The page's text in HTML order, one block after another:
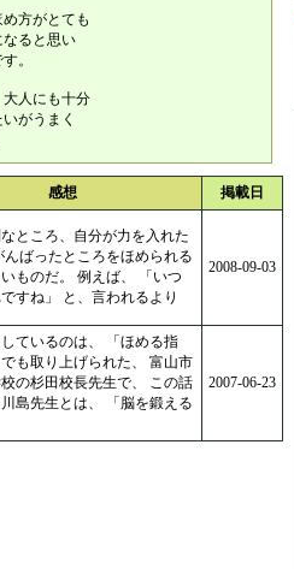
方がとても
ると思い
。
人にも十分
がうまく
感想
掲載日
ところ、自分が力を入れた
んばったところをほめられる
ものだ。 例えば、 「いつ
すね」 と、言われるより
2008-09-03
ているのは、 「ほめる指
も取り上げられた、 富山市
の杉田校長先生で、 この話
島先生とは、 「脳を鍛える
2007-06-23